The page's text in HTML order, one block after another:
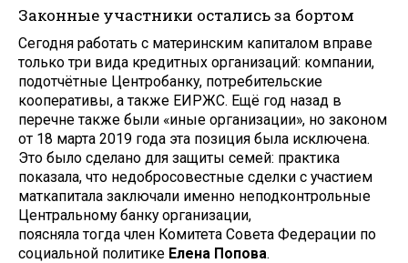
Законные участники остались за бортом
Сегодня работать с материнским капиталом вправе
только три вида кредитных организаций: компании,
подотчётные Центробанку, потребительские
кооперативы, а также ЕИРЖС. Ещё год назад в
перечне также были «иные организации», но законом
от 18 марта 2019 года эта позиция была исключена.
Это было сделано для защиты семей: практика
показала, что недобросовестные сделки с участием
маткапитала заключали именно неподконтрольные
Центральному банку организации,
поясняла тогда член Комитета Совета Федерации по
социальной политике Елена Попова.